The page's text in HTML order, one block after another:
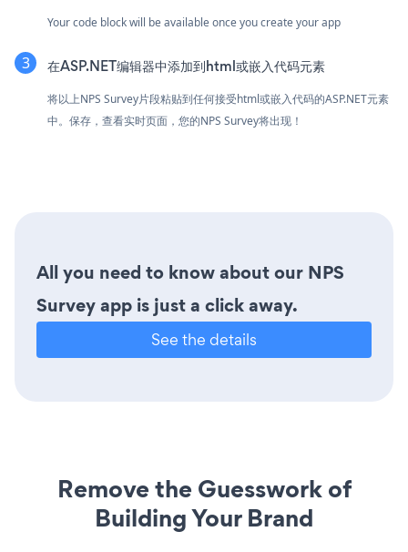
Your code block will be available once you create your app
在ASP.NET编辑器中添加到html或嵌入代码元素
将以上NPS Survey片段粘贴到任何接受html或嵌入代码的ASP.NET元素
中。保存，查看实时页面，您的NPS Survey将出现！
All you need to know about our NPS
Survey app is just a click away.
See the details
Remove the Guesswork of
Building Your Brand